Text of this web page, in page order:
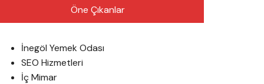
Öne Çıkanlar
İnegöl Yemek Odası
SEO Hizmetleri
İç Mimar